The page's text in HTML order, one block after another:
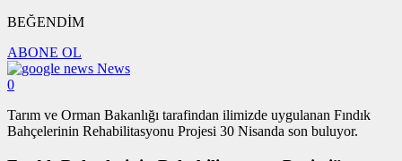
BEĞENDİM
ABONE OL
News
0
Tarım ve Orman Bakanlığı tarafindan ilimizde uygulanan Fındık
Bahçelerinin Rehabilitasyonu Projesi 30 Nisanda son buluyor.